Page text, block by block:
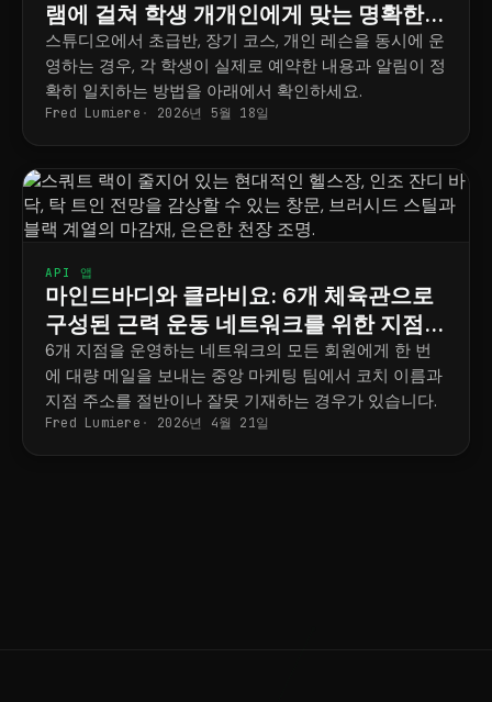
램에 걸쳐 학생 개개인에게 맞는 명확한
일정표
스튜디오에서 초급반, 장기 코스, 개인 레슨을 동시에 운
영하는 경우, 각 학생이 실제로 예약한 내용과 알림이 정
확히 일치하는 방법을 아래에서 확인하세요.
Fred Lumiere 2026년 5월 18일
API 앱
마인드바디와 클라비요: 6개 체육관으로
구성된 근력 운동 네트워크를 위한 지점별
마케팅 전략
6개 지점을 운영하는 네트워크의 모든 회원에게 한 번
에 대량 메일을 보내는 중앙 마케팅 팀에서 코치 이름과
지점 주소를 절반이나 잘못 기재하는 경우가 있습니다.
Fred Lumiere 2026년 4월 21일